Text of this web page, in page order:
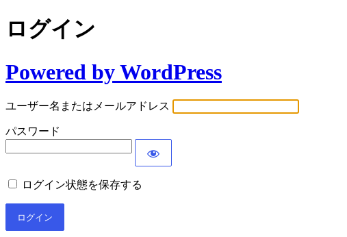
ログイン
Powered by WordPress
ユーザー名またはメールアドレス
パスワード
ログイン状態を保存する